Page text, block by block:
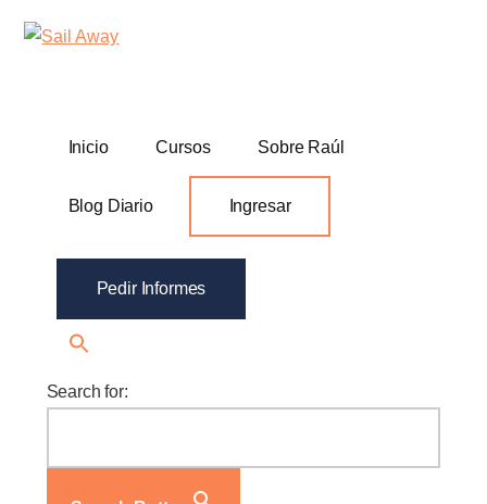
Additional
menu
Sail
Academia
Inicio
Cursos Sobre Raúl
Blog Diario Ingresar
Pedir Informes
Search for: